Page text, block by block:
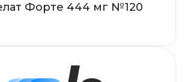
Форте 444 мг №120